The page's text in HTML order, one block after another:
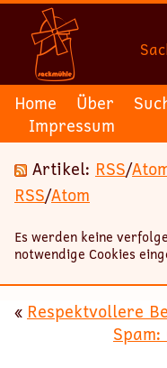
Home Über
Impressum
Artikel: RSS/
RSS/Atom
Es werden keine
notwendige Cookies
« Respektvollere